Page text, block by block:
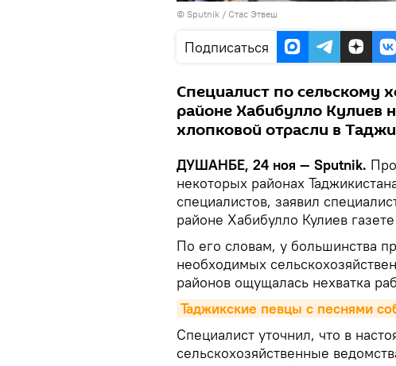
© Sputnik / Стас Этвеш
Подписаться
Специалист по сельскому
районе Хабибулло Кулиев
хлопковой отрасли в
ДУШАНБЕ, 24 ноя — Sputnik.
некоторых районах
специалистов, заявил
районе Хабибулло Кулиев газете
По его словам, у большинства
необходимых
районов ощущалась нехватка
Таджикские певцы с песнями
Специалист уточнил, что в
сельскохозяйственные